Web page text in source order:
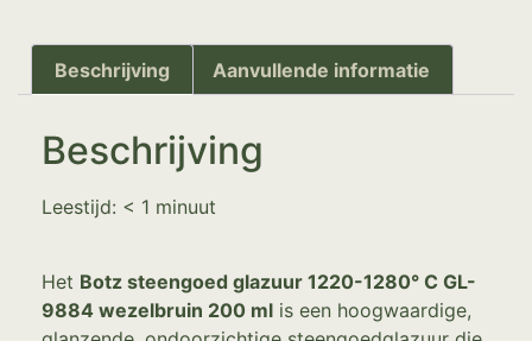
Beschrijving Aanvullende informatie
Beschrijving
Leestijd: < 1 minuut
Het Botz steengoed glazuur 1220-1280° C GL-
9884 wezelbruin 200 ml is een hoogwaardige,